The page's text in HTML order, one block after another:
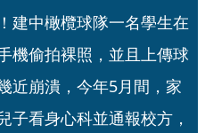
建中橄欖球隊一名學生在
機偷拍裸照，並且上傳球
近崩潰，今年5月間，家
子看身心科並通報校方，